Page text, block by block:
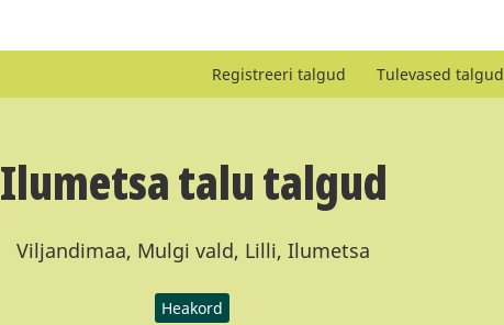
Registreeri talgud Tulevased talgud
Ilumetsa talu talgud
Viljandimaa, Mulgi vald, Lilli, Ilumetsa
Heakord